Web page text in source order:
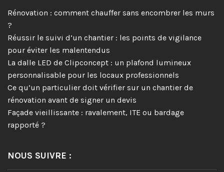
Rénovation : comment chauffer sans encombrer les murs
?
Réussir le suivi d’un chantier : les points de vigilance
pour éviter les malentendus
La dalle LED de Clipconcept : un plafond lumineux
personnalisable pour les locaux professionnels
Ce qu’un particulier doit vérifier sur un chantier de
rénovation avant de signer un devis
Façade vieillissante : ravalement, ITE ou bardage
rapporté ?
NOUS SUIVRE :